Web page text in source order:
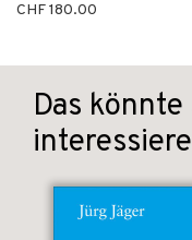
CHF 180.00
Das